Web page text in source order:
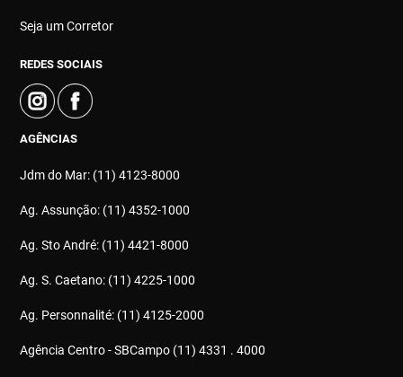
Seja um Corretor
REDES SOCIAIS
AGÊNCIAS
Jdm do Mar: (11) 4123-8000
Ag. Assunção: (11) 4352-1000
Ag. Sto André: (11) 4421-8000
Ag. S. Caetano: (11) 4225-1000
Ag. Personnalité: (11) 4125-2000
Agência Centro - SBCampo (11) 4331 . 4000